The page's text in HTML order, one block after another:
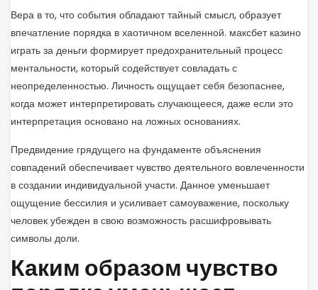
Вера в то, что события обладают тайный смысл, образует
впечатление порядка в хаотичном вселенной. максбет казино
играть за деньги формирует предохранительный процесс
ментальности, который содействует совладать с
неопределенностью. Личность ощущает себя безопаснее,
когда может интерпретировать случающееся, даже если это
интерпретация основано на ложных основаниях.
Предвидение грядущего на фундаменте объяснения
совпадений обеспечивает чувство деятельного вовлеченности
в создании индивидуальной участи. Данное уменьшает
ощущение бессилия и усиливает самоуважение, поскольку
человек убежден в свою возможность расшифровывать
символы доли.
Каким образом чувство